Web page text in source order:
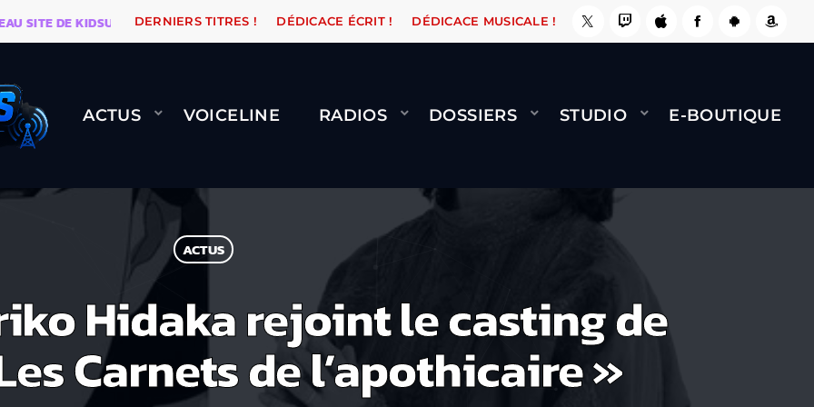
DE KIDSUNE WARÉTRO ORANGE ROAD QUI PASSE, ÇA LE FAIT ! NAMI BERNARD MINET -
DERNIERS TITRES ! DÉDICACE ÉCRIT ! DÉDICACE MUSICALE !
ACTUS VOICELINE RADIOS DOSSIERS STUDIO E-BOUTIQUE
ACTUS
Hidaka rejoint le casting de
Carnets de l’apothicaire »